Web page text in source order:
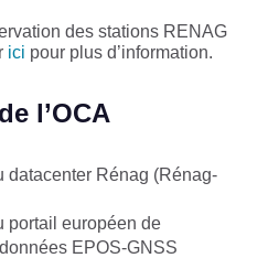
des stations RENAG
ici pour plus d’information.
l’OCA
datacenter Rénag (Rénag-
portail européen de
EPOS-GNSS